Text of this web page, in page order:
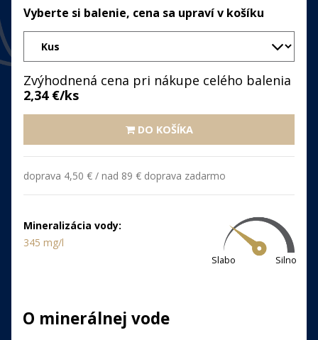
Vyberte si balenie, cena sa upraví v košíku
Zvýhodnená cena pri nákupe celého balenia
2,34 €/ks
DO KOŠÍKA
doprava 4,50 € / nad 89 € doprava zadarmo
Mineralizácia vody:
345 mg/l
Silno
Slabo
O minerálnej vode